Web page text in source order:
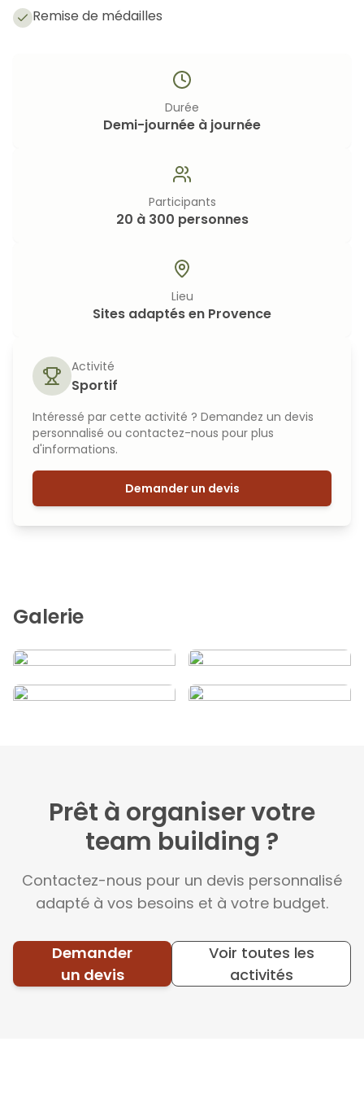
Remise de médailles
Durée
Demi-journée à journée
Participants
20 à 300 personnes
Lieu
Sites adaptés en Provence
Activité
Sportif
Intéressé par cette activité ? Demandez un devis
personnalisé ou contactez-nous pour plus
d'informations.
Demander un devis
Galerie
Prêt à organiser votre
team building ?
Contactez-nous pour un devis personnalisé
adapté à vos besoins et à votre budget.
Demander
un devis
Voir toutes les
activités